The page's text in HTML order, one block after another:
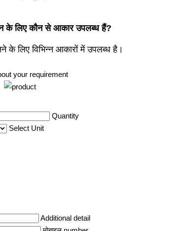
के लिए कौन से आकार उपलब्ध हैं?
के लिए विभिन्न आकारों में उपलब्ध है।
your requirement
Quantity
Select Unit
Additional detail